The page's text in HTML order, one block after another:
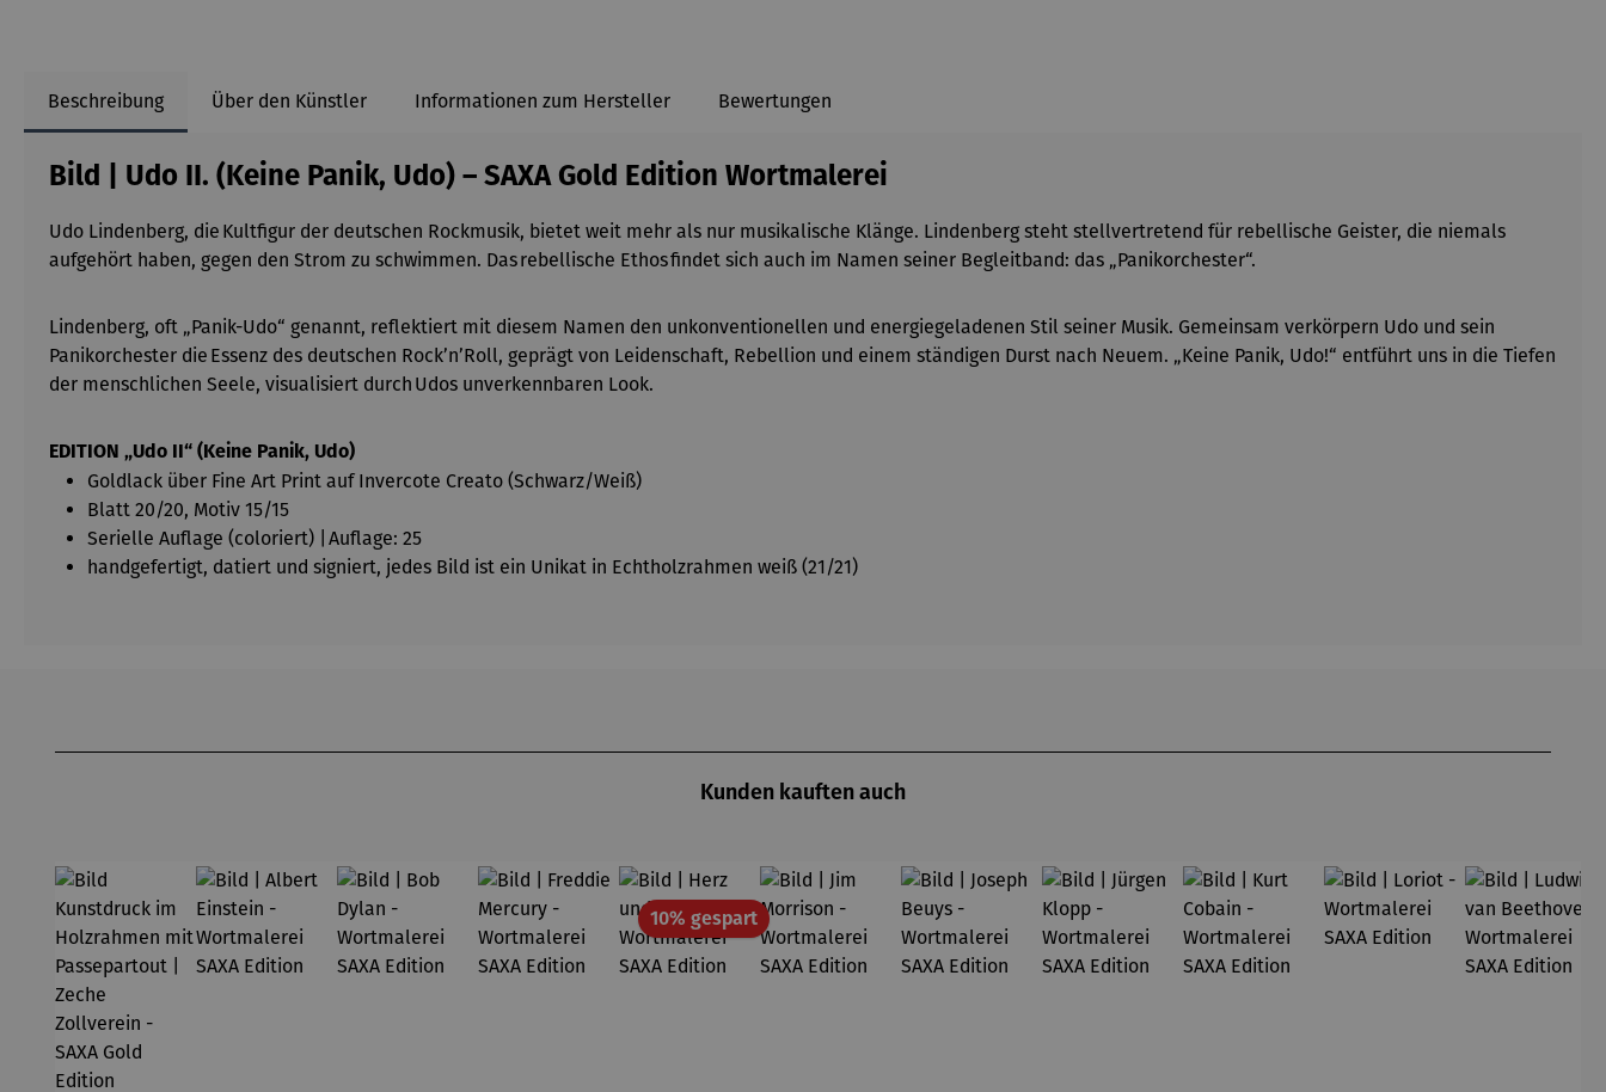
Beschreibung Über den Künstler Informationen zum Hersteller Bewertungen
Bild | Udo II. (Keine Panik, Udo) – SAXA Gold Edition Wortmalerei
Udo Lindenberg, die Kultfigur der deutschen Rockmusik, bietet weit mehr als nur musikalische Klänge. Lindenberg steht stellvertretend für rebellische Geister, die niemals
aufgehört haben, gegen den Strom zu schwimmen. Dasrebellische Ethosfindet sich auch im Namen seiner Begleitband: das „Panikorchester“.
Lindenberg, oft „Panik-Udo“ genannt, reflektiert mit diesem Namen den unkonventionellen und energiegeladenen Stil seiner Musik. Gemeinsam verkörpern Udo und sein
Panikorchester die Essenz des deutschen Rock’n’Roll, geprägt von Leidenschaft, Rebellion und einem ständigen Durst nach Neuem. „Keine Panik, Udo!“ entführt uns in die Tiefen
der menschlichen Seele, visualisiert durch Udos unverkennbaren Look.
EDITION „Udo II“ (Keine Panik, Udo)
Goldlack über Fine Art Print auf Invercote Creato (Schwarz/Weiß)
Blatt 20/20, Motiv 15/15
Serielle Auflage (coloriert) | Auflage: 25
handgefertigt, datiert und signiert, jedes Bild ist ein Unikat in Echtholzrahmen weiß (21/21)
Kunden kauften auch
10% gespartRabatt